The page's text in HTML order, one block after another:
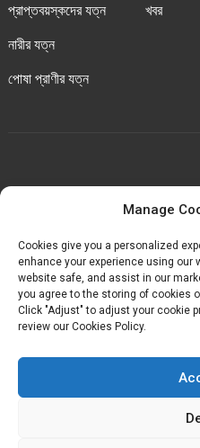
প্রাপ্তবয়স্কদের যত্ন
নারীর যত্ন
পোষা প্রাণীর যত্ন
খবর
আমাদের সাথে যোগাযোগ
চেংবেই ইন্ডাস্ট্রিয়াল পার্ক,
ফুজিয়ান, চীন।
+৮৬-১৮৬৯৮৩৬৮৭১৬
Manage
Cookies give you a personalized
enhance your experience using our
website safe, and assist in our
you agree to the storing of cookies
Click "Adjust" to adjust your cookie
review our Cookies Policy.